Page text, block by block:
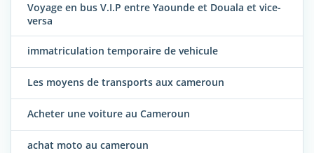
Voyage en bus V.I.P entre Yaounde et Douala et vice-
versa
immatriculation temporaire de vehicule
Les moyens de transports aux cameroun
Acheter une voiture au Cameroun
achat moto au cameroun